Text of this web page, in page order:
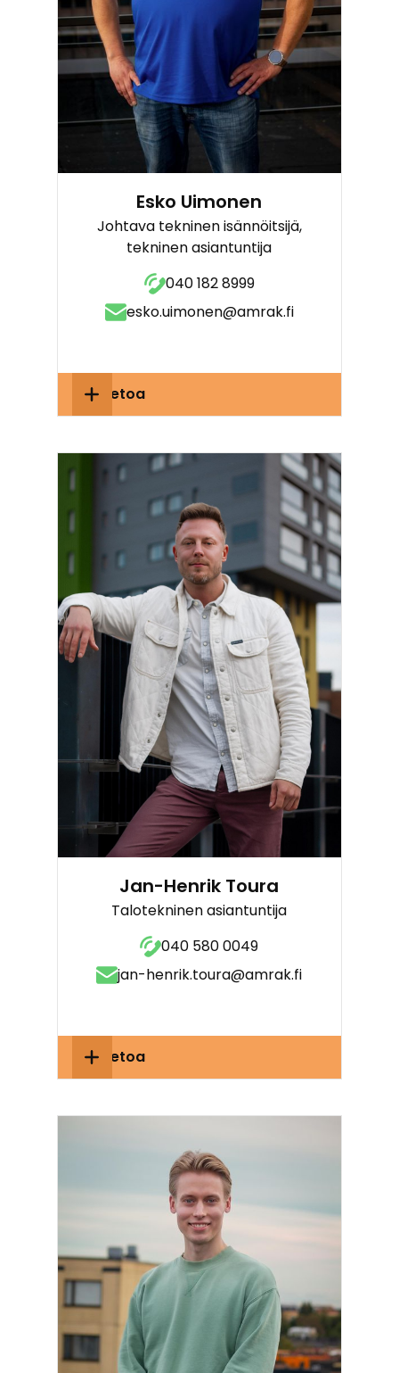
Esko Uimonen
Johtava tekninen isännöitsijä,
tekninen asiantuntija
040 182 8999
esko.uimonen@amrak.fi
Lisätietoa
Jan-Henrik Toura
Talotekninen asiantuntija
040 580 0049
jan-henrik.toura@amrak.fi
Lisätietoa